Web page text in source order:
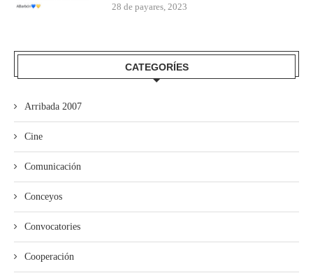
28 de payares, 2023
CATEGORÍES
Arribada 2007
Cine
Comunicación
Conceyos
Convocatories
Cooperación